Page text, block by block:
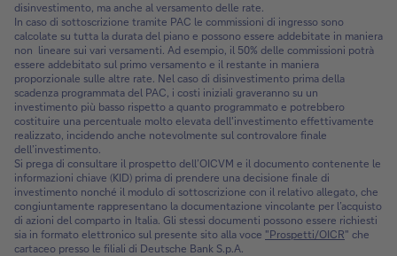
disinvestimento, ma anche al versamento delle rate.
In caso di sottoscrizione tramite PAC le commissioni di ingresso sono
calcolate su tutta la durata del piano e possono essere addebitate in maniera
non lineare sui vari versamenti. Ad esempio, il 50% delle commissioni potrà
essere addebitato sul primo versamento e il restante in maniera
proporzionale sulle altre rate. Nel caso di disinvestimento prima della
scadenza programmata del PAC, i costi iniziali graveranno su un
investimento più basso rispetto a quanto programmato e potrebbero
costituire una percentuale molto elevata dell'investimento effettivamente
realizzato, incidendo anche notevolmente sul controvalore finale
dell’investimento.
Si prega di consultare il prospetto dell’OICVM e il documento contenente le
informazioni chiave (KID) prima di prendere una decisione finale di
investimento nonché il modulo di sottoscrizione con il relativo allegato, che
congiuntamente rappresentano la documentazione vincolante per l’acquisto
di azioni del comparto in Italia. Gli stessi documenti possono essere richiesti
sia in formato elettronico sul presente sito alla voce "Prospetti/OICR" che
cartaceo presso le filiali di Deutsche Bank S.p.A.